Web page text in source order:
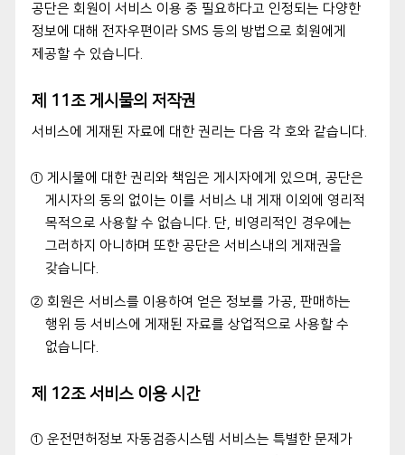
공단은 회원이 서비스 이용 중 필요하다고 인정되는 다양한
정보에 대해 전자우편이라 SMS 등의 방법으로 회원에게
제공할 수 있습니다.
제 11조 게시물의 저작권
서비스에 게재된 자료에 대한 권리는 다음 각 호와 같습니다.
① 게시물에 대한 권리와 책임은 게시자에게 있으며, 공단은
게시자의 동의 없이는 이를 서비스 내 게재 이외에 영리적
목적으로 사용할 수 없습니다. 단, 비영리적인 경우에는
그러하지 아니하며 또한 공단은 서비스내의 게재권을
갖습니다.
② 회원은 서비스를 이용하여 얻은 정보를 가공, 판매하는
행위 등 서비스에 게재된 자료를 상업적으로 사용할 수
없습니다.
제 12조 서비스 이용 시간
① 운전면허정보 자동검증시스템 서비스는 특별한 문제가